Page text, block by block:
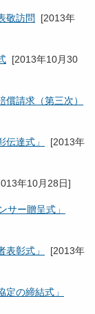
敬訪問 [2013年
[2013年10月30
請求（第三次）
達式」 [2013年
年10月28日]
サー贈呈式」
彰式」 [2013年
の締結式」